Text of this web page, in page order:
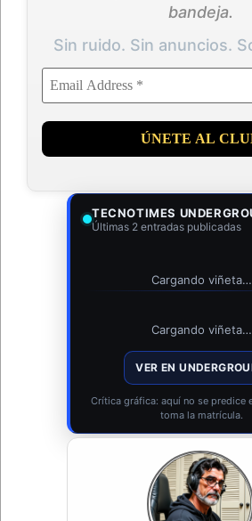
bandeja.
Sin ruido. Sin anuncios.
TECNOTIMES
Últimas 2 entradas publicadas
Cargando viñeta…
Cargando viñeta…
VER EN
Crítica gráfica: aquí no se predice
toma la matrícula.